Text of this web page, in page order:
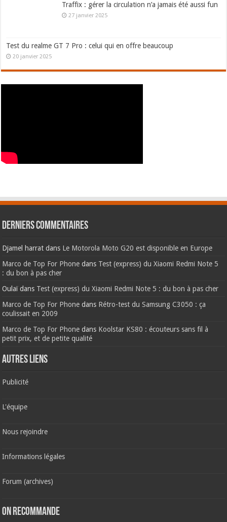
Traffix : gérer la circulation n’a jamais été aussi fun
27 janvier 2025
Test du realme GT 7 Pro : celui qui en offre beaucoup
20 janvier 2025
Derniers commentaires
Djamel harrat dans Le Motorola Moto G20 est disponible en Europe
Marco de Top For Phone dans Test (express) du Xiaomi Redmi Note 5
: du bon à pas cher
Oulaïdans Test (express) du Xiaomi Redmi Note 5 : du bon à pas cher
Marco de Top For Phone dans Rétro-test du Samsung C3050 : ça
coulissait en 2009
Marco de Top For Phone dans Koolstar KS80 : écouteurs sans fil à
petit prix, et de petite qualité
AUTRES LIENS
Publicité
L'équipe
Nous rejoindre
Informations légales
Forum (archives)
ON RECOMMANDE